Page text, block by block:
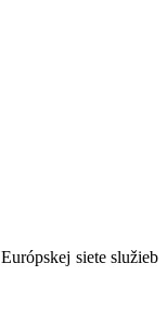
siete služieb